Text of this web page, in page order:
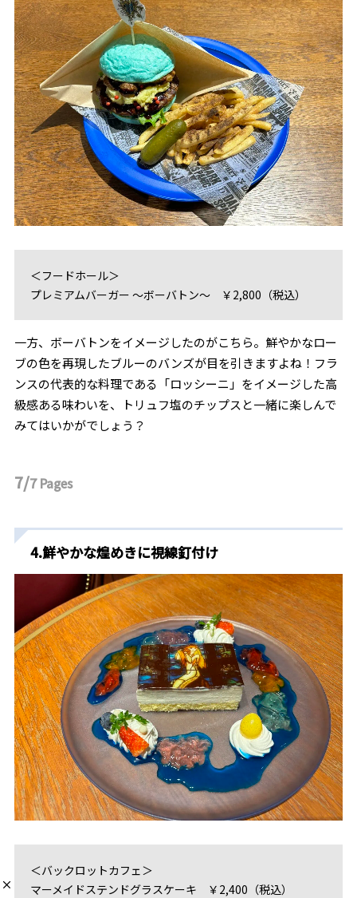
＜フードホール＞
プレミアムバーガー ～ボーバトン～ ￥2,800（税込）
一方、ボーバトンをイメージしたのがこちら。鮮やかなロー
ブの色を再現したブルーのバンズが目を引きますよね！フラ
ンスの代表的な料理である「ロッシーニ」をイメージした高
級感ある味わいを、トリュフ塩のチップスと一緒に楽しんで
みてはいかがでしょう？
7/7Pages
4.鮮やかな煌めきに視線釘付け
＜バックロットカフェ＞
マーメイドステンドグラスケーキ ￥2,400（税込）